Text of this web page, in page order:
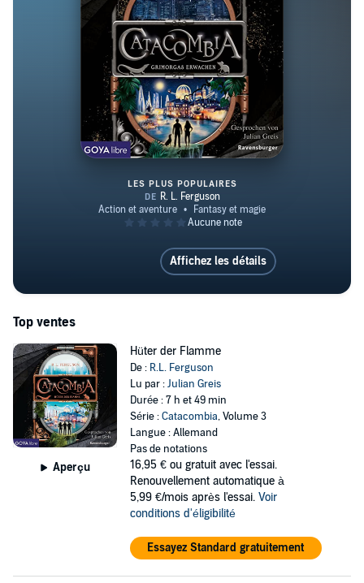
Grimorgas Erwachen
LES PLUS POPULAIRES
Affichez les détails
Top ventes
Aperçu
Hüter der Flamme
De : R.L. Ferguson
Lu par :Julian Greis
Durée : 7 h et 49 min
Série :Catacombia, Volume 3
Langue : Allemand
Pas de notations
16,95 € ou gratuit avec l'essai.
Renouvellement automatique à
5,99 €/mois après l'essai. Voir
conditions d'éligibilité
Essayez Standard gratuitement